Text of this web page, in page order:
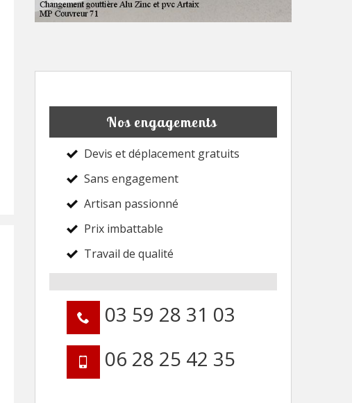
Nos engagements
Devis et déplacement gratuits
Sans engagement
Artisan passionné
Prix imbattable
Travail de qualité
03 59 28 31 03
06 28 25 42 35